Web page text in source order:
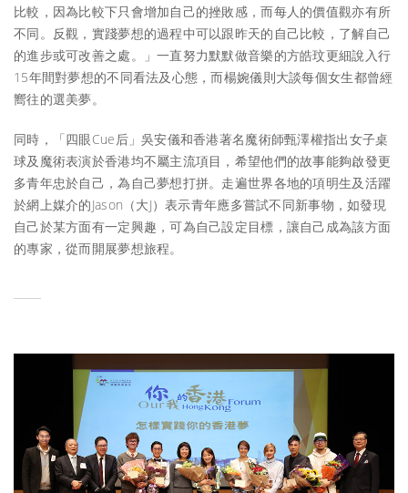
比較，因為比較下只會增加自己的挫敗感，而每人的價值觀亦有所
不同。反觀，實踐夢想的過程中可以跟昨天的自己比較，了解自己
的進步或可改善之處。」一直努力默默做音樂的方皓玟更細說入行
15年間對夢想的不同看法及心態，而楊婉儀則大談每個女生都曾經
嚮往的選美夢。
同時，「四眼Cue后」吳安儀和香港著名魔術師甄澤權指出女子桌
球及魔術表演於香港均不屬主流項目，希望他們的故事能夠啟發更
多青年忠於自己，為自己夢想打拼。走遍世界各地的項明生及活躍
於網上媒介的Jason（大J）表示青年應多嘗試不同新事物，如發現
自己於某方面有一定興趣，可為自己設定目標，讓自己成為該方面
的專家，從而開展夢想旅程。